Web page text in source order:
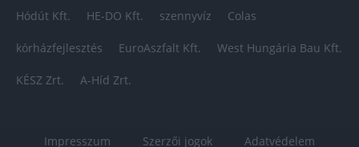
Hódút Kft. HE-DO Kft. szennyvíz Colas
kórházfejlesztés EuroAszfalt Kft. West Hungária Bau Kft.
KÉSZ Zrt. A-Híd Zrt.
Impresszum Szerzői jogok Adatvédelem